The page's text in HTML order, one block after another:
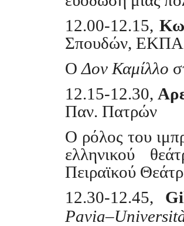
12.00-12.15,
Σπουδών, ΕΚΠΑ
ΟΔον Καμίλλο
12.15-12.30,
Παν. Πατρών
Ο ρόλος του
ελληνικού
Πειραϊκού
12.30-12.45,